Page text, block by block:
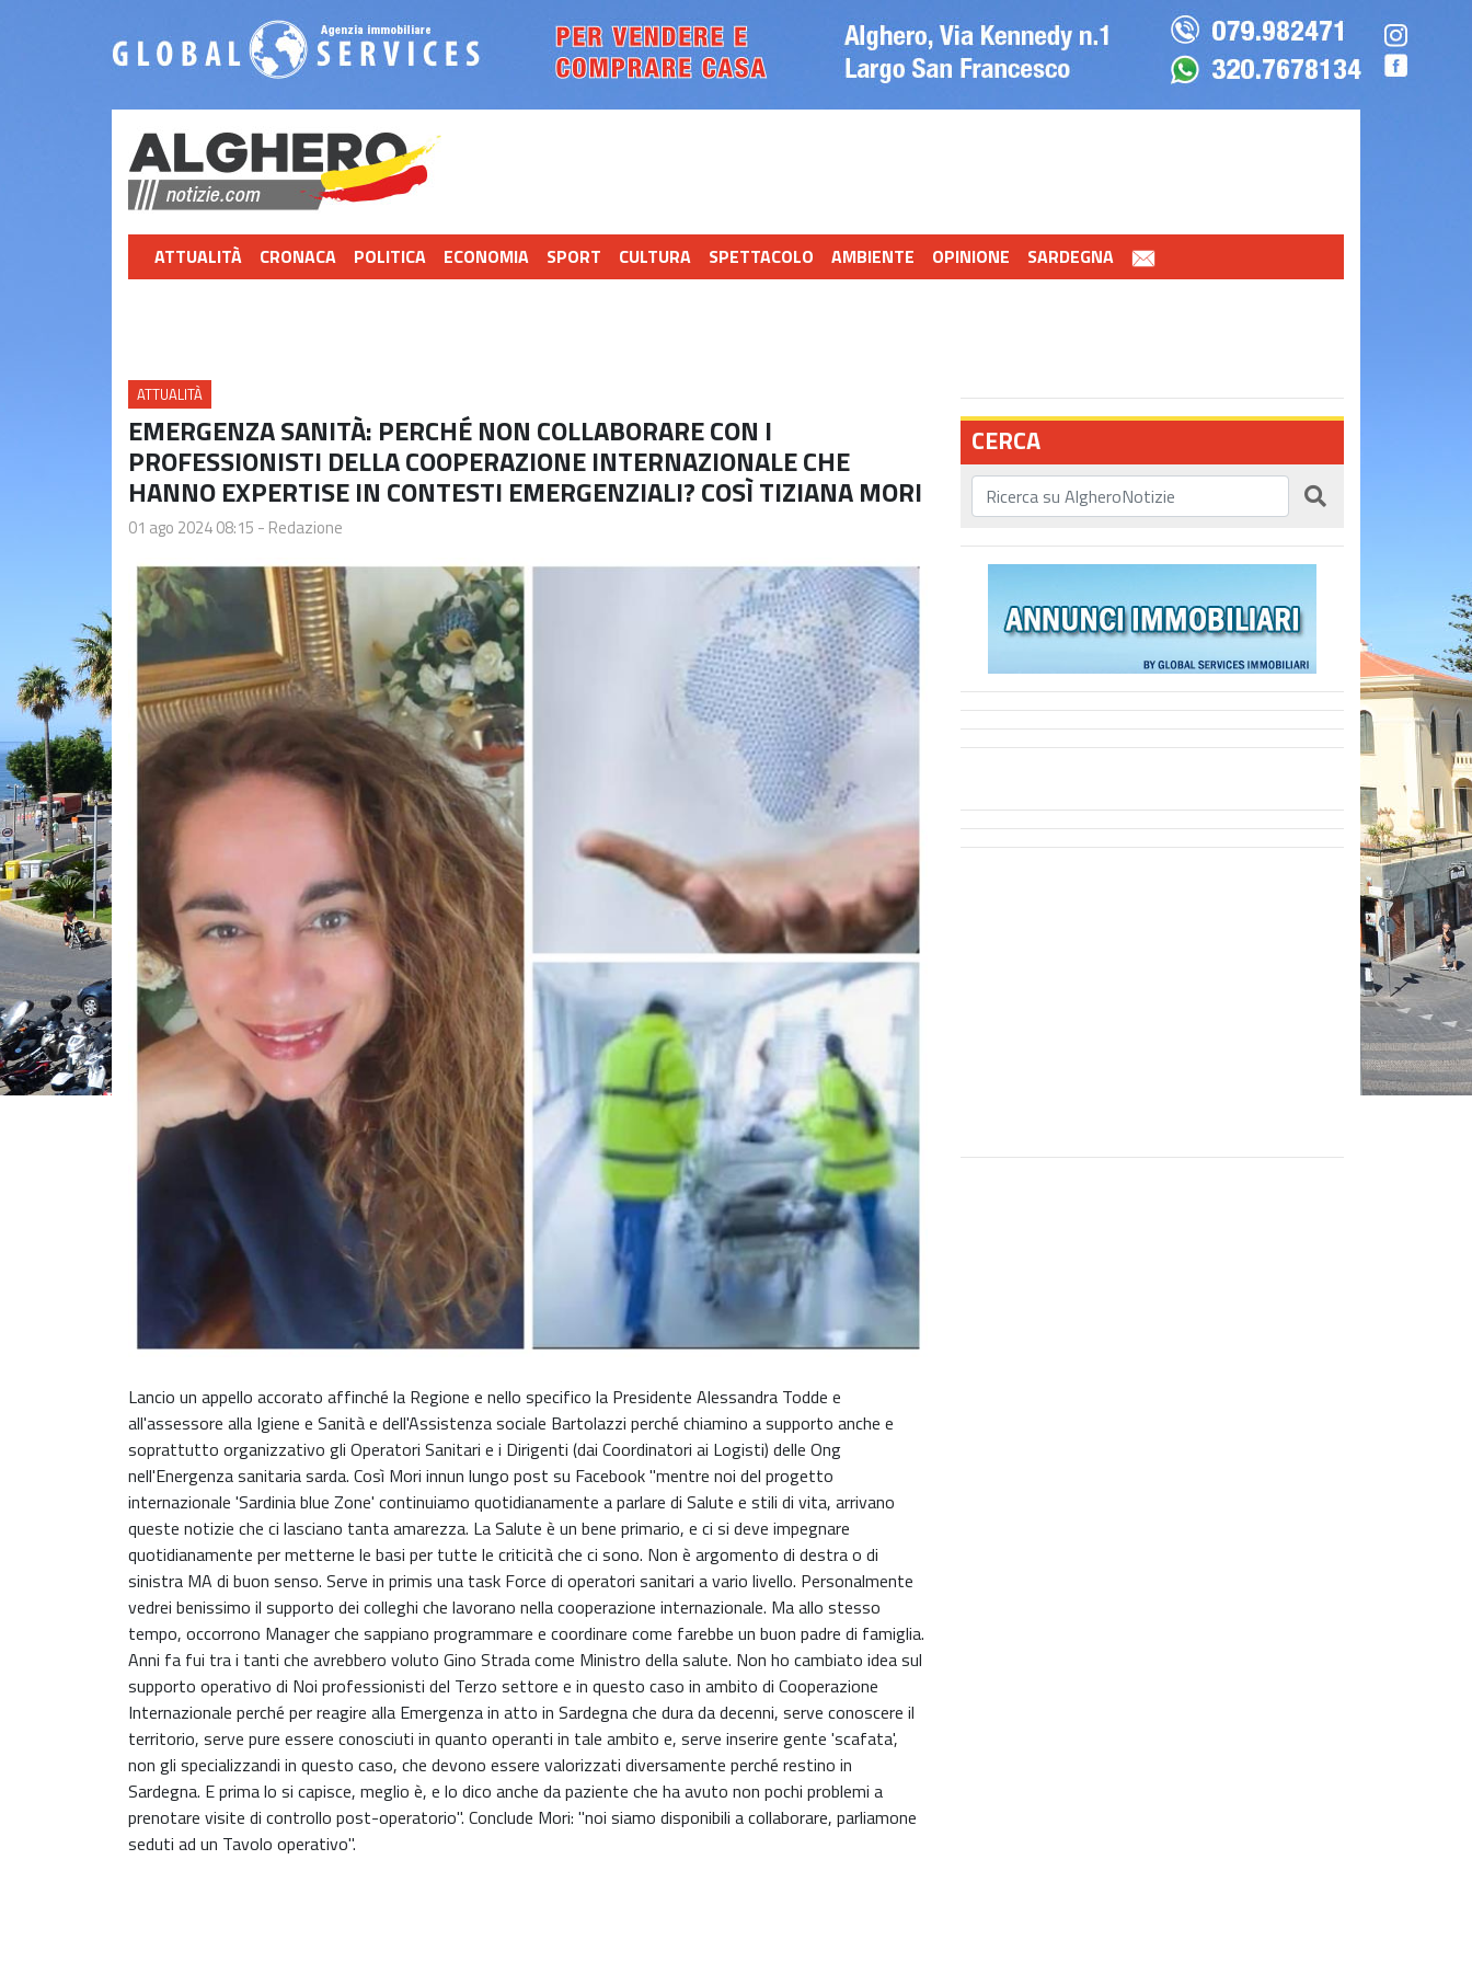
ATTUALITÀ CRONACA POLITICA ECONOMIA SPORT CULTURA SPETTACOLO AMBIENTE OPINIONE SARDEGNA
ATTUALITÀ
EMERGENZA SANITÀ: PERCHÉ NON COLLABORARE CON I
PROFESSIONISTI DELLA COOPERAZIONE INTERNAZIONALE CHE
HANNO EXPERTISE IN CONTESTI EMERGENZIALI? COSÌ TIZIANA MORI
01 ago 2024 08:15 - Redazione
Lancio un appello accorato affinché la Regione e nello specifico la Presidente Alessandra Todde e
all'assessore alla Igiene e Sanità e dell'Assistenza sociale Bartolazzi perché chiamino a supporto anche e
soprattutto organizzativo gli Operatori Sanitari e i Dirigenti (dai Coordinatori ai Logisti) delle Ong
nell'Energenza sanitaria sarda. Così Mori innun lungo post su Facebook "mentre noi del progetto
internazionale 'Sardinia blue Zone' continuiamo quotidianamente a parlare di Salute e stili di vita, arrivano
queste notizie che ci lasciano tanta amarezza. La Salute è un bene primario, e ci si deve impegnare
quotidianamente per metterne le basi per tutte le criticità che ci sono. Non è argomento di destra o di
sinistra MA di buon senso. Serve in primis una task Force di operatori sanitari a vario livello. Personalmente
vedrei benissimo il supporto dei colleghi che lavorano nella cooperazione internazionale. Ma allo stesso
tempo, occorrono Manager che sappiano programmare e coordinare come farebbe un buon padre di famiglia.
Anni fa fui tra i tanti che avrebbero voluto Gino Strada come Ministro della salute. Non ho cambiato idea sul
supporto operativo di Noi professionisti del Terzo settore e in questo caso in ambito di Cooperazione
Internazionale perché per reagire alla Emergenza in atto in Sardegna che dura da decenni, serve conoscere il
territorio, serve pure essere conosciuti in quanto operanti in tale ambito e, serve inserire gente 'scafata',
non gli specializzandi in questo caso, che devono essere valorizzati diversamente perché restino in
Sardegna. E prima lo si capisce, meglio è, e lo dico anche da paziente che ha avuto non pochi problemi a
prenotare visite di controllo post-operatorio". Conclude Mori: "noi siamo disponibili a collaborare, parliamone
seduti ad un Tavolo operativo".
CERCA